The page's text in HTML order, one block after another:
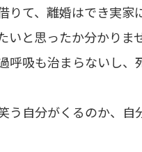
りて、離婚はでき実家
と思ったか分かりま
呼吸も治まらないし
う自分がくるのか、